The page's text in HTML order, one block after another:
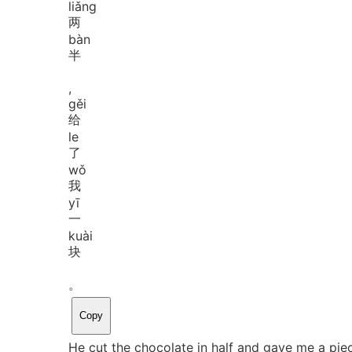
liǎng
两
bàn
半
,
gěi
给
le
了
wǒ
我
yī
一
kuài
块
。
Copy
He cut the chocolate in half and gave me a